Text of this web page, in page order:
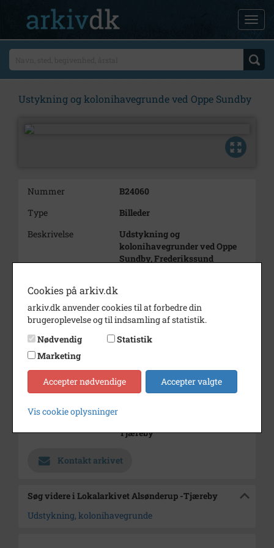
Ustykning og kolonihavegrunde ved Oppe Sundby
Nummer
B24060
Type
Billeder
Beskrivelse
Udstykning og
kolonihavegrunder ved Oppe
Sundby, Frederikssund
Dateringsnote
16/5 1974
Fotograf
Jørgen Rubæk Hansen
Se på kort
Enhed
Frederikssund Kommune
Tjæreby
Kontakt arkivet
Søg videre i Lokalarkivet Alsønderup -Tjæreby
Udstykning, kolonihavegrunde
Cookies på arkiv.dk
arkiv.dk anvender cookies til at forbedre din
brugeroplevelse og til indsamling af statistik.
Nødvendig
Statistik
Marketing
Accepter nødvendige Accepter valgte
Vis cookie oplysninger